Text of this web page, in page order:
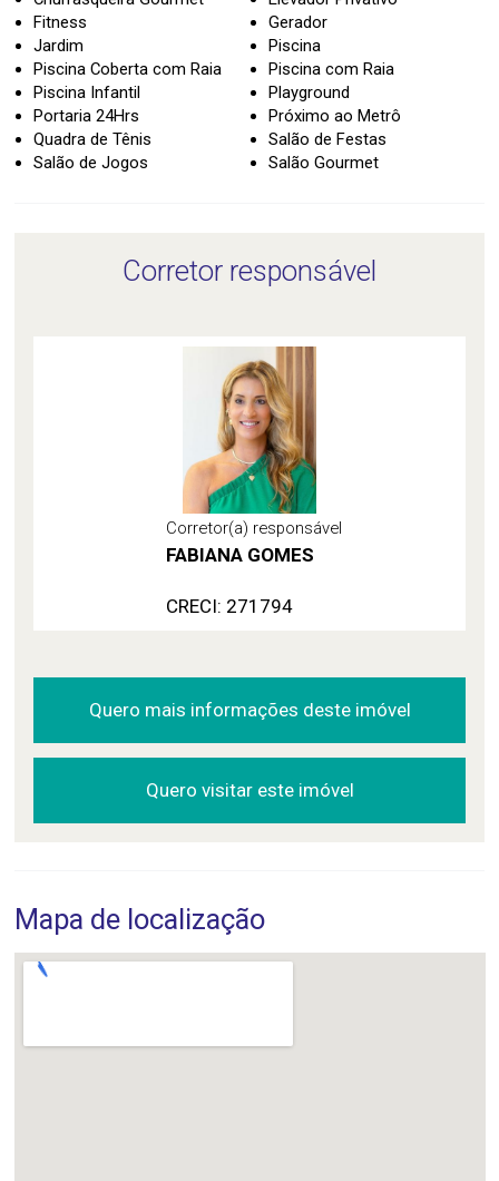
Fitness
Gerador
Jardim
Piscina
Piscina Coberta com Raia
Piscina com Raia
Piscina Infantil
Playground
Portaria 24Hrs
Próximo ao Metrô
Quadra de Tênis
Salão de Festas
Salão de Jogos
Salão Gourmet
Corretor responsável
Corretor(a) responsável
FABIANA GOMES
CRECI: 271794
Quero mais informações deste imóvel
Quero visitar este imóvel
Mapa de localização